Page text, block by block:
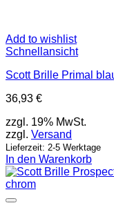
Add to wishlist
Schnellansicht
Scott Brille Primal
36,93 €
zzgl. 19% MwSt.
zzgl. Versand
Lieferzeit: 2-5 Werktage
In den Warenkorb